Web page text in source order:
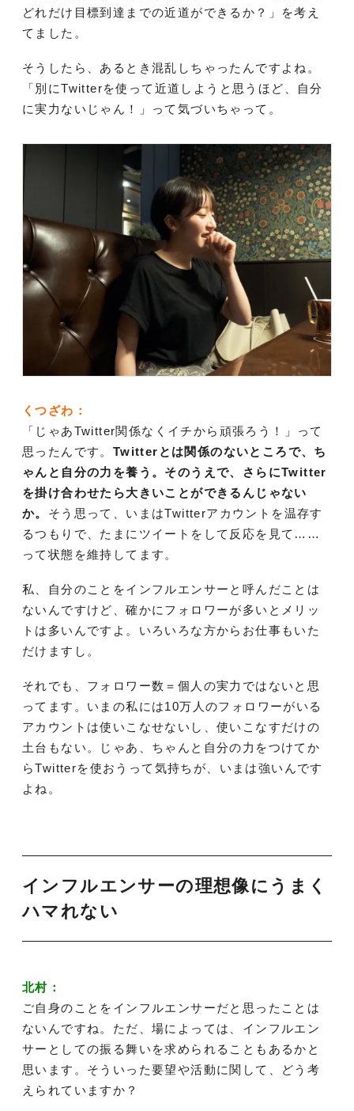
どれだけ目標到達までの近道ができるか？」を考え
てました。
そうしたら、あるとき混乱しちゃったんですよね。
「別にTwitterを使って近道しようと思うほど、自分
に実力ないじゃん！」って気づいちゃって。
くつざわ：
「じゃあTwitter関係なくイチから頑張ろう！」って
思ったんです。 Twitterとは関係のないところで、ち
ゃんと自分の力を養う。そのうえで、さらにTwitter
を掛け合わせたら大きいことができるんじゃない
か。 そう思って、いまはTwitterアカウントを温存す
るつもりで、たまにツイートをして反応を見て……
って状態を維持してます。
私、自分のことをインフルエンサーと呼んだことは
ないんですけど、確かにフォロワーが多いとメリッ
トは多いんですよ。いろいろな方からお仕事もいた
だけますし。
それでも、フォロワー数＝個人の実力ではないと思
ってます。いまの私には10万人のフォロワーがいる
アカウントは使いこなせないし、使いこなすだけの
土台もない。じゃあ、ちゃんと自分の力をつけてか
らTwitterを使おうって気持ちが、いまは強いんです
よね。
インフルエンサーの理想像にうまく
ハマれない
北村：
ご自身のことをインフルエンサーだと思ったことは
ないんですね。ただ、場によっては、インフルエン
サーとしての振る舞いを求められることもあるかと
思います。そういった要望や活動に関して、どう考
えられていますか？